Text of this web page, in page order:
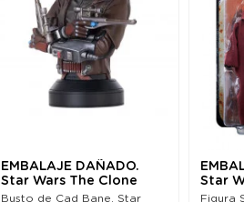
EMBALAJE DAÑADO.
Star Wars The Clone
Wars Busto 1/6 Cad
Busto de Cad Bane. Star
Star
Figura